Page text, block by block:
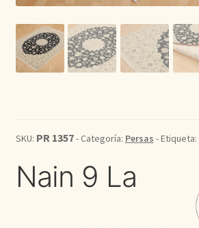
Kilim
Redondas
Seda
Pasillo
SKU: PR 1357- Categoría: Persas - Etiqueta:
Nain 9 La